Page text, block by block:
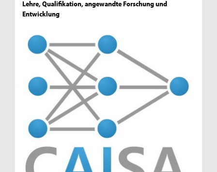
Lehre, Qualifikation, angewandte Forschung und
Entwicklung